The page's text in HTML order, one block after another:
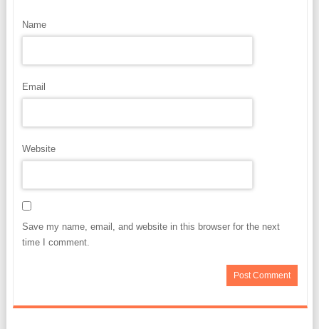
Name
Email
Website
Save my name, email, and website in this browser for the next
time I comment.